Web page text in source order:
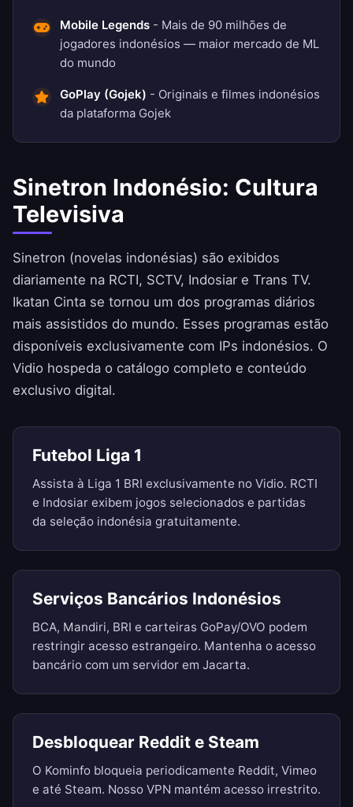
Mobile Legends - Mais de 90 milhões de
jogadores indonésios — maior mercado de ML
do mundo
GoPlay (Gojek) - Originais e filmes indonésios
da plataforma Gojek
Sinetron Indonésio: Cultura
Televisiva
Sinetron (novelas indonésias) são exibidos
diariamente na RCTI, SCTV, Indosiar e Trans TV.
Ikatan Cinta se tornou um dos programas diários
mais assistidos do mundo. Esses programas estão
disponíveis exclusivamente com IPs indonésios. O
Vidio hospeda o catálogo completo e conteúdo
exclusivo digital.
Futebol Liga 1
Assista à Liga 1 BRI exclusivamente no Vidio. RCTI
e Indosiar exibem jogos selecionados e partidas
da seleção indonésia gratuitamente.
Serviços Bancários Indonésios
BCA, Mandiri, BRI e carteiras GoPay/OVO podem
restringir acesso estrangeiro. Mantenha o acesso
bancário com um servidor em Jacarta.
Desbloquear Reddit e Steam
O Kominfo bloqueia periodicamente Reddit, Vimeo
e até Steam. Nosso VPN mantém acesso irrestrito.